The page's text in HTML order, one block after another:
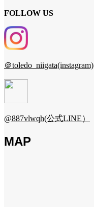
FOLLOW US
＠toledo_niigata(instagram)
@887vlwqh(公式LINE）
MAP